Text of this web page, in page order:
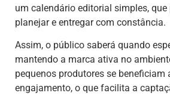
um calendário editorial simples,
planejar e entregar com constância.
Assim, o público saberá quando
mantendo a marca ativa no
pequenos produtores se beneficiam
engajamento, o que facilita a